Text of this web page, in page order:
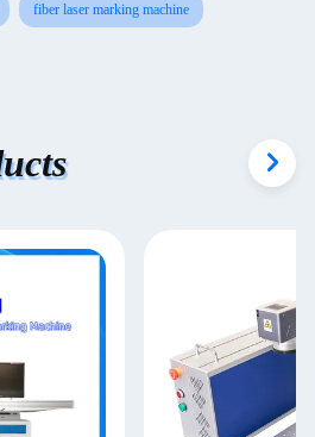
fiber laser marking machine